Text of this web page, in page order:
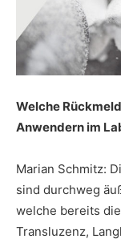
Welche
Anwendern im
Marian Schmitz:
sind durchweg
welche bereits
Transluzenz,